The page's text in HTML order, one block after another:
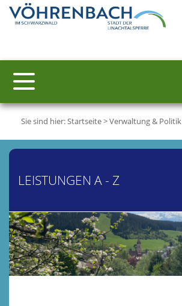
Sie sind hier:Startseite>Verwaltung & Politik
LEISTUNGEN A - Z